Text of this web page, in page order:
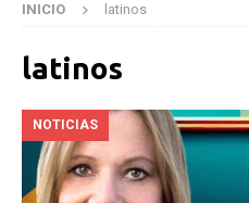
INICIO latinos
latinos
NOTICIAS